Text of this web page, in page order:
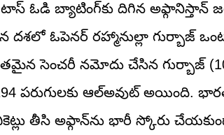
ఓడి బ్యాటింగ్‌కు దిగిన అఫ్గానిస్తాన్
దశలో ఓపెనర్ రహ్మానుల్లా గుర్బాజ్
సెంచరీ నమోదు చేసిన గుర్బాజ్ (102
పరుగులకు ఆల్‌అవుట్ అయింది.
తీసి అఫ్గాన్‌ను భారీ స్కోరు